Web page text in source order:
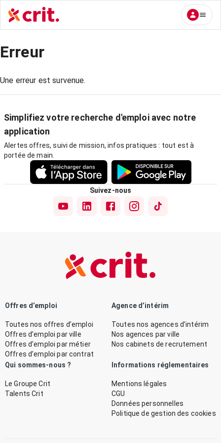
Erreur
Une erreur est survenue.
Simplifiez votre recherche d'emploi avec notre
application
Alertes offres, suivi de mission, infos pratiques : tout est à
portée de main.
Suivez-nous
Offres d’emploi
Toutes nos offres d’emploi
Offres d’emploi par ville
Offres d’emploi par métier
Offres d’emploi par contrat
Agence d’intérim
Toutes nos agences d’intérim
Nos agences par ville
Nos cabinets de recrutement
Qui sommes-nous ?
Le Groupe Crit
Talents Crit
Informations réglementaires
Mentions légales
CGU
Données personnelles
Politique de gestion des cookies